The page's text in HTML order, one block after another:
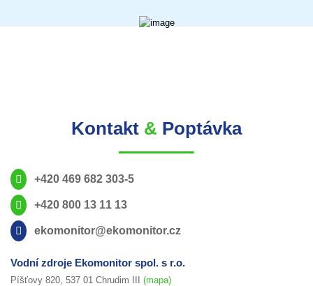
Kontakt & Poptávka
+420 469 682 303-5
+420 800 13 11 13
ekomonitor@ekomonitor.cz
Vodní zdroje Ekomonitor spol. s r.o.
Píšťovy 820, 537 01 Chrudim III (mapa)